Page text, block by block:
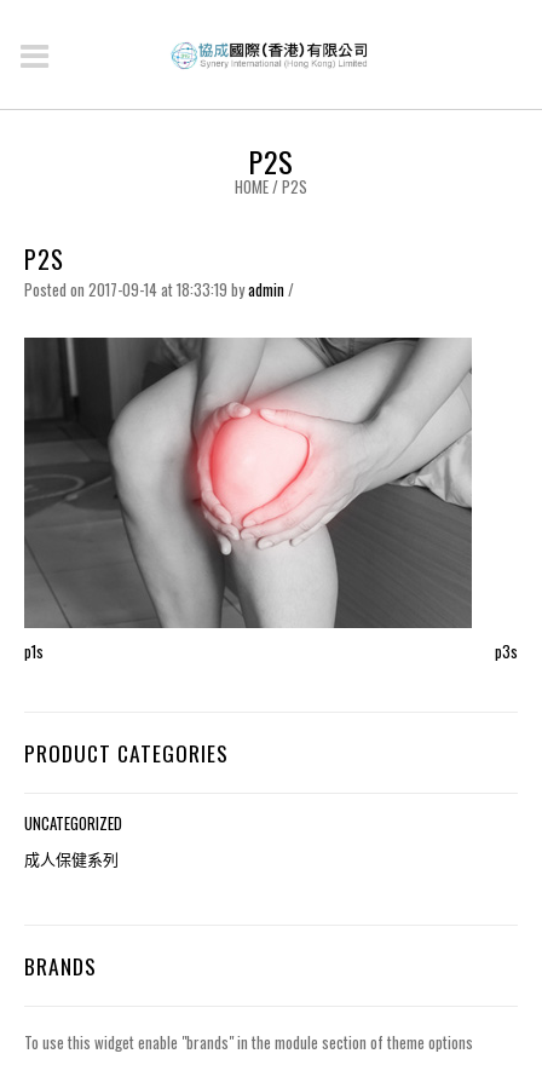
P2S
HOME/P2S
P2S
Posted on 2017-09-14 at 18:33:19 byadmin/
p1s p3s
PRODUCT CATEGORIES
UNCATEGORIZED
成人保健系列
BRANDS
To use this widget enable "brands" in the module section of theme options